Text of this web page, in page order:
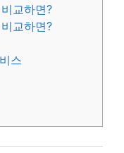
교하면?
교하면?
스